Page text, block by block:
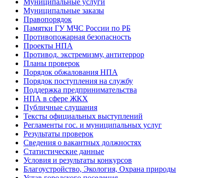
Муниципальные заказы
Правопорядок
Памятки ГУ МЧС России по РБ
Противопожарная безопасность
Проекты НПА
Противод. экстремизму, антитеррор
Планы проверок
Порядок обжалования НПА
Порядок поступления на службу
Поддержка предпринимательства
НПА в сфере ЖКХ
Публичные слушания
Тексты официальных выступлений
Регламенты гос. и муниципальных услуг
Результаты проверок
Сведения о вакантных должностях
Статистические данные
Условия и результаты конкурсов
Благоустройство, Экология, Охрана природы